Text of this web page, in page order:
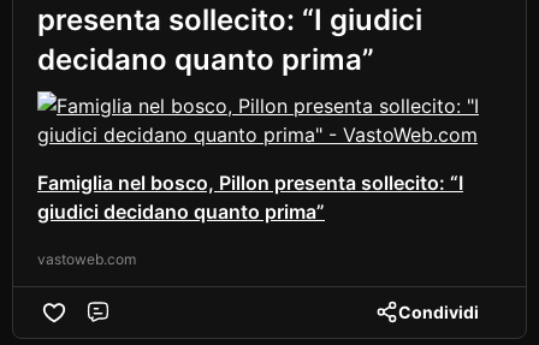
presenta sollecito: “I giudici
decidano quanto prima”
Famiglia nel bosco, Pillon presenta sollecito: “I
giudici decidano quanto prima”
vastoweb.com
Condividi